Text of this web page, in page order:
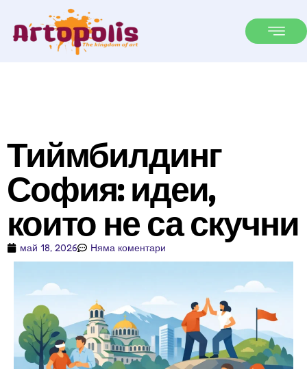
Тиймбилдинг
София: идеи,
които не са скучни
май 18, 2026 Няма коментари